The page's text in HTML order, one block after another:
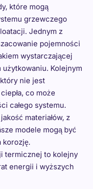
które mogą
grzewczego
Jednym z
pojemności
wystarczającej
Kolejnym
nie jest
co może
całego systemu.
materiałów, z
modele mogą być
korozję.
termicznej to kolejny
energii i wyższych